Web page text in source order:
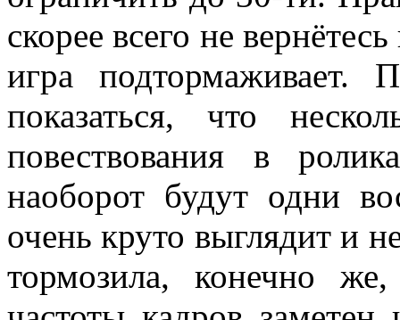
скорее всего не
игра
показаться, что
повествования в
наоборот будут одни
очень круто выглядит и
тормозила, конечно